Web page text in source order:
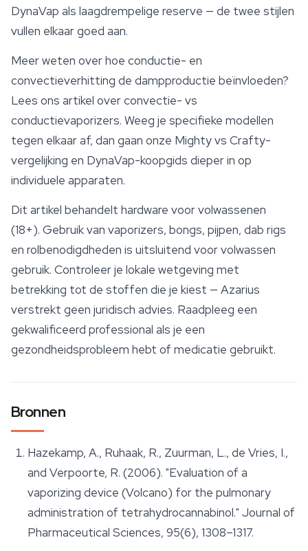
DynaVap als laagdrempelige reserve — de twee stijlen
vullen elkaar goed aan.
Meer weten over hoe conductie- en
convectieverhitting de dampproductie beïnvloeden?
Lees ons artikel over convectie- vs
conductievaporizers. Weeg je specifieke modellen
tegen elkaar af, dan gaan onze Mighty vs Crafty-
vergelijking en DynaVap-koopgids dieper in op
individuele apparaten.
Dit artikel behandelt hardware voor volwassenen
(18+). Gebruik van vaporizers, bongs, pijpen, dab rigs
en rolbenodigdheden is uitsluitend voor volwassen
gebruik. Controleer je lokale wetgeving met
betrekking tot de stoffen die je kiest — Azarius
verstrekt geen juridisch advies. Raadpleeg een
gekwalificeerd professional als je een
gezondheidsprobleem hebt of medicatie gebruikt.
Bronnen
Hazekamp, A., Ruhaak, R., Zuurman, L., de Vries, I.,
and Verpoorte, R. (2006). "Evaluation of a
vaporizing device (Volcano) for the pulmonary
administration of tetrahydrocannabinol." Journal of
Pharmaceutical Sciences, 95(6), 1308–1317.